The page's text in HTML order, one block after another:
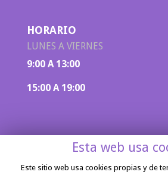
HORARIO
LUNES A VIERNES
9:00 A 13:00
15:00 A 19:00
Esta web usa
Este sitio web usa cookies propias y de